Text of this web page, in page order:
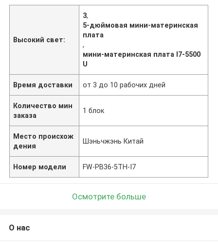
Высокий свет:
3,
5-дюймовая мини-материнская
плата
,
мини-материнская плата I7-5500
U
Время доставки от 3 до 10 рабочих дней
Количество мин
заказа
1 блок
Место происхож
дения
Шэньчжэнь Китай
Номер модели FW-PB36-5TH-I7
Осмотрите больше
О нас